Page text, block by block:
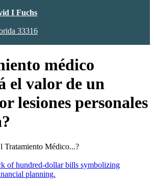
I Fuchs
33316
médico
el valor de un
lesiones personales
Tratamiento Médico...?